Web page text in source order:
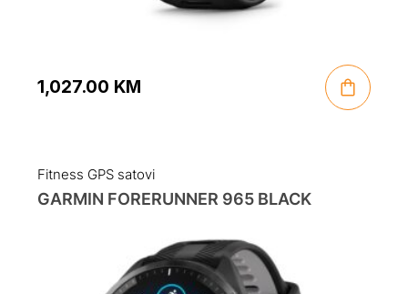
1,027.00 KM
Fitness GPS satovi
GARMIN FORERUNNER 965 BLACK